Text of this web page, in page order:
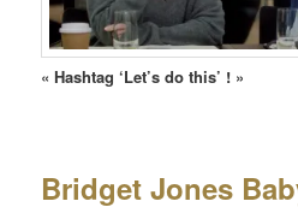
« Hashtag ‘Let’s do this’ ! »
Bridget Jones